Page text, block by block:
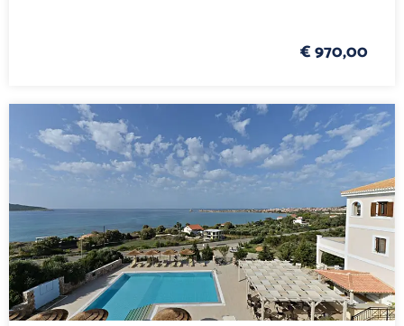
€ 970,00